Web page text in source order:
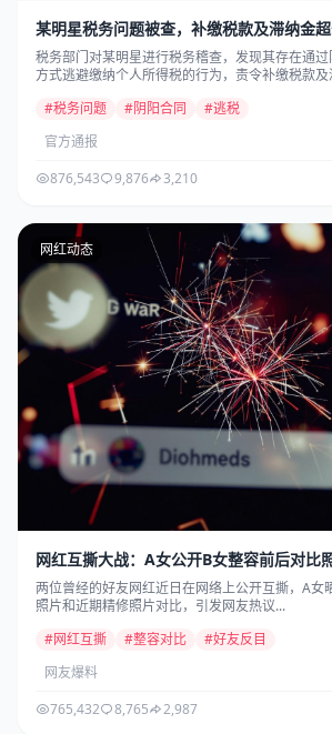
某明星税务问题被查，补缴税款及滞纳金
税务部门对某明星进行税务稽查，发现其存在通
方式逃避缴纳个人所得税的行为，责令补缴税款
#税务问题
#阴阳合同
#逃税
官方通报
876,543
9,876 3,210
网红动态
网红互撕大战：A女公开B女整容前后对比
两位曾经的好友网红近日在网络上公开互撕，A女
照片和近期精修照片对比，引发网友热议...
#网红互撕
#整容对比
#好友反目
网友爆料
765,432
8,765 2,987